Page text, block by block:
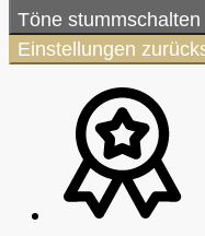
Töne stummschalten
Einstellungen